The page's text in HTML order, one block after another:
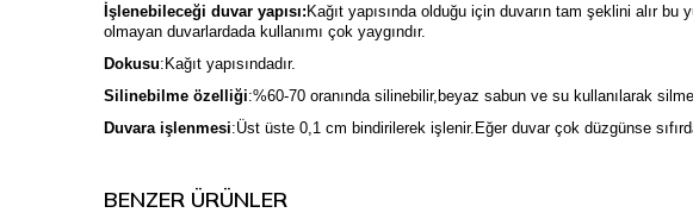
İşlenebileceği duvar yapısı: Kağıt yapısında olduğu için duvarın tam şeklini alır
olmayan duvarlardada kullanımı çok yaygındır.
Dokusu:Kağıt yapısındadır.
Silinebilme özelliği:%60-70 oranında silinebilir,beyaz sabun ve su kullanılarak
Duvara işlenmesi:Üst üste 0,1 cm bindirilerek işlenir.Eğer duvar çok düzgünse
BENZER ÜRÜNLER